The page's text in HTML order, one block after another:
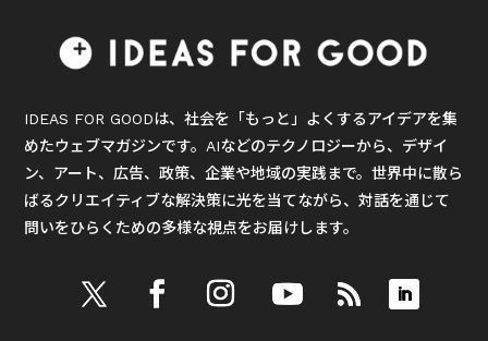
IDEAS FOR GOODは、社会を「もっと」よくするアイデアを集
めたウェブマガジンです。AIなどのテクノロジーから、デザイ
ン、アート、広告、政策、企業や地域の実践まで。世界中に散ら
ばるクリエイティブな解決策に光を当てながら、対話を通じて
問いをひらくための多様な視点をお届けします。